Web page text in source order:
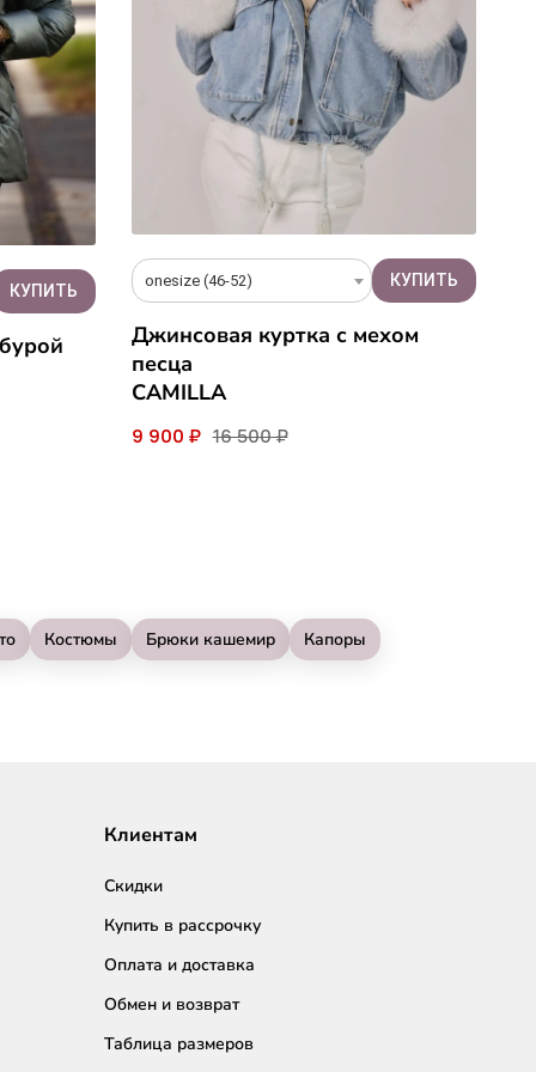
onesize (46-52)
Джинсовая куртка с мехом
песца
CAMILLA
9 900 ₽ 16 500 ₽
Костюмы Брюки кашемир
Капоры
Клиентам
Скидки
Купить в рассрочку
Оплата и доставка
Обмен и возврат
Таблица размеров